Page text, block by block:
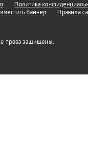
Политика
баннер Правила
права защищены.